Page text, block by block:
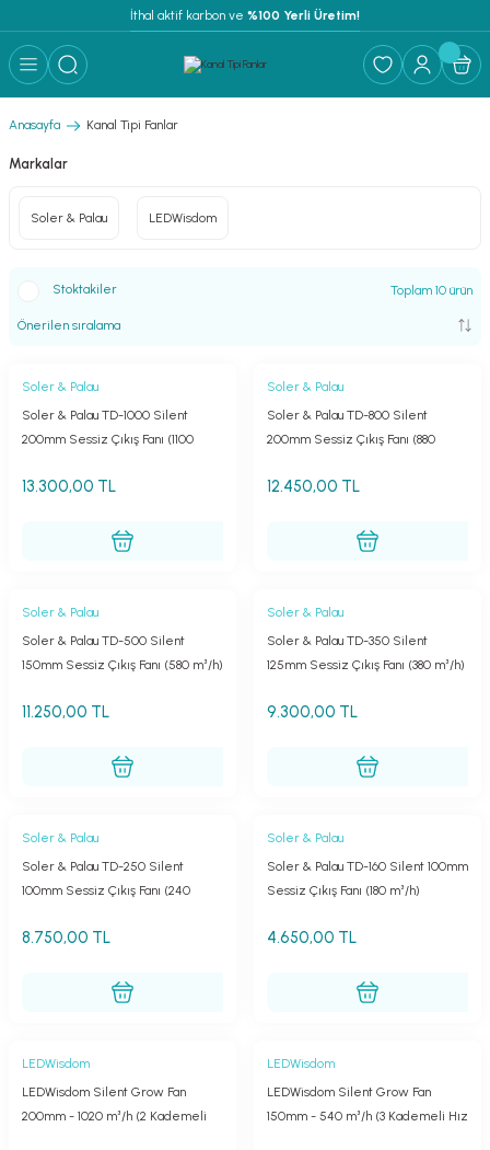
İthal aktif karbon ve %100 Yerli Üretim!
Anasayfa Kanal Tipi Fanlar
Markalar
Soler & Palau LEDWisdom
Stoktakiler Toplam 10 ürün
Soler & Palau
Soler & Palau TD-1000 Silent
200mm Sessiz Çıkış Fanı (1100
13.300,00 TL
Soler & Palau
Soler & Palau TD-800 Silent
200mm Sessiz Çıkış Fanı (880
12.450,00 TL
Soler & Palau
Soler & Palau TD-500 Silent
150mm Sessiz Çıkış Fanı (580 m³/h)
11.250,00 TL
Soler & Palau
Soler & Palau TD-350 Silent
125mm Sessiz Çıkış Fanı (380 m³/h)
9.300,00 TL
Soler & Palau
Soler & Palau TD-250 Silent
100mm Sessiz Çıkış Fanı (240
8.750,00 TL
Soler & Palau
Soler & Palau TD-160 Silent 100mm
Sessiz Çıkış Fanı (180 m³/h)
4.650,00 TL
LEDWisdom
LEDWisdom Silent Grow Fan
200mm - 1020 m³/h (2 Kademeli
LEDWisdom
LEDWisdom Silent Grow Fan
150mm - 540 m³/h (3 Kademeli Hız